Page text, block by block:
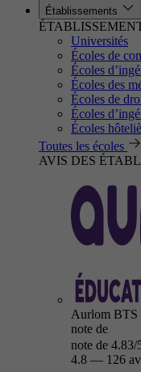
Établissements
Universités
Écoles de
Écoles
Écoles des
Écoles de
Écoles
Écoles
Toutes les écoles
AVIS DES
Aurlom BTS
note de
note de 4.83/
4.8 — 126